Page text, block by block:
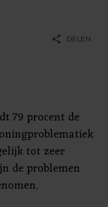
share DELEN
79 procent de
tot zeer
de problemen